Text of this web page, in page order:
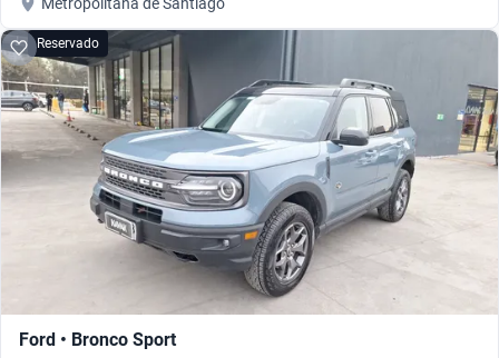
Metropolitana de Santiago
Reservado
Ford • Bronco Sport